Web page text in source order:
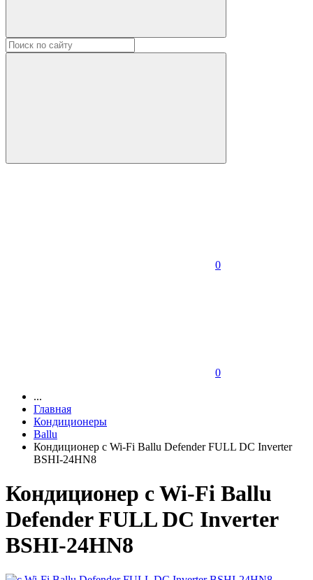
0
0
...
Главная
Кондиционеры
Ballu
Кондиционер c Wi-Fi Ballu Defender FULL DC Inverter
BSHI-24HN8
Кондиционер c Wi-Fi Ballu
Defender FULL DC Inverter
BSHI-24HN8